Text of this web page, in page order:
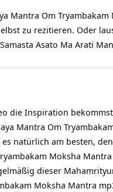
Mantra Om Tryambakam
zu rezitieren. Oder
Asato Ma Arati
die Inspiration
Mantra Om
natürlich am besten,
Moksha Mantra
dieser
Moksha Mantra